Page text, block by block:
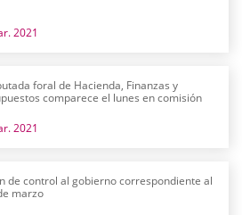
2021
foral de Hacienda, Finanzas y
comparece el lunes en comisión
2021
de control al gobierno correspondiente al
marzo